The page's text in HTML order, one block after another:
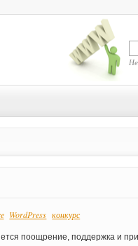
WordPress конкурс
поощрение, поддержка и